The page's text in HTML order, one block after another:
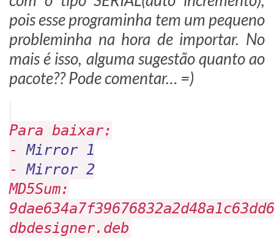
pois esse programinha tem um pequeno
probleminha na hora de importar. No
mais é isso, alguma sugestão quanto ao
pacote?? Pode comentar… =)
Para baixar:
-Mirror 1
-Mirror 2
MD5Sum:
dbdesigner.deb